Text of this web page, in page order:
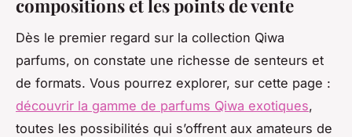
compositions et les points de vente
Dès le premier regard sur la collection Qiwa
parfums, on constate une richesse de senteurs et
de formats. Vous pourrez explorer, sur cette page :
découvrir la gamme de parfums Qiwa exotiques,
toutes les possibilités qui s’offrent aux amateurs de